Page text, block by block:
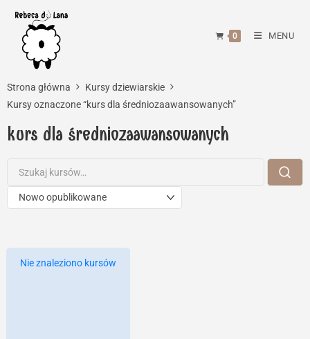
content
0 MENU
Strona główna
Kursy dziewiarskie
Kursy oznaczone “kurs dla średniozaawansowanych”
kurs dla średniozaawansowanych
Nie znaleziono kursów